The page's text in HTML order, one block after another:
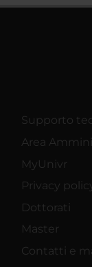
Supporto
Area
MyUnivr
Privacy
Dottorati
Master
Contatti e